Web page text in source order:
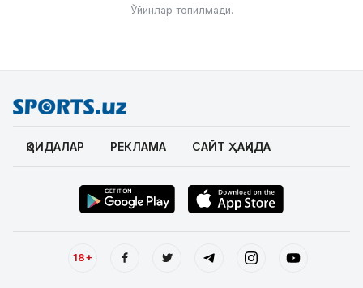
Ўйинлар топилмади.
ҚОИДАЛАР РЕКЛАМА САЙТ ҲАҚИДА
18+